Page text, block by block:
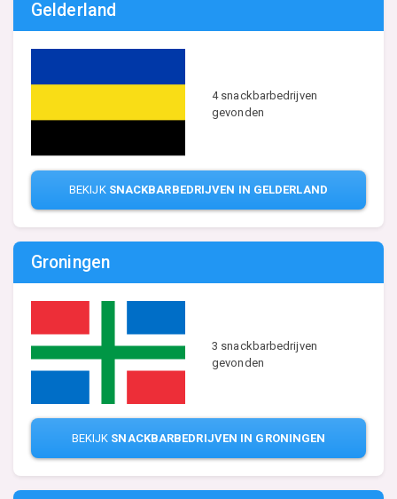
Gelderland
4 snackbarbedrijven
gevonden
BEKIJK SNACKBARBEDRIJVEN IN GELDERLAND
Groningen
3 snackbarbedrijven
gevonden
BEKIJK SNACKBARBEDRIJVEN IN GRONINGEN